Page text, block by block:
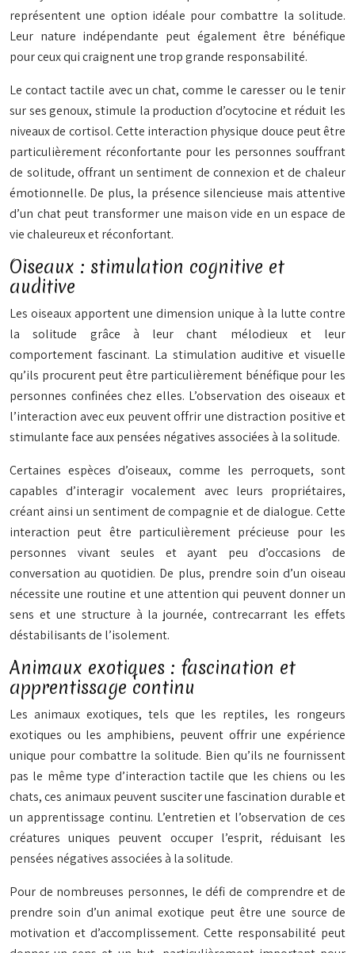
représentent une option idéale pour combattre la solitude.
Leur nature indépendante peut également être bénéfique
pour ceux qui craignent une trop grande responsabilité.
Le contact tactile avec un chat, comme le caresser ou le tenir
sur ses genoux, stimule la production d’ocytocine et réduit les
niveaux de cortisol. Cette interaction physique douce peut être
particulièrement réconfortante pour les personnes souffrant
de solitude, offrant un sentiment de connexion et de chaleur
émotionnelle. De plus, la présence silencieuse mais attentive
d’un chat peut transformer une maison vide en un espace de
vie chaleureux et réconfortant.
Oiseaux : stimulation cognitive et
auditive
Les oiseaux apportent une dimension unique à la lutte contre
la solitude grâce à leur chant mélodieux et leur
comportement fascinant. La stimulation auditive et visuelle
qu’ils procurent peut être particulièrement bénéfique pour les
personnes confinées chez elles. L’observation des oiseaux et
l’interaction avec eux peuvent offrir une distraction positive et
stimulante face aux pensées négatives associées à la solitude.
Certaines espèces d’oiseaux, comme les perroquets, sont
capables d’interagir vocalement avec leurs propriétaires,
créant ainsi un sentiment de compagnie et de dialogue. Cette
interaction peut être particulièrement précieuse pour les
personnes vivant seules et ayant peu d’occasions de
conversation au quotidien. De plus, prendre soin d’un oiseau
nécessite une routine et une attention qui peuvent donner un
sens et une structure à la journée, contrecarrant les effets
déstabilisants de l’isolement.
Animaux exotiques : fascination et
apprentissage continu
Les animaux exotiques, tels que les reptiles, les rongeurs
exotiques ou les amphibiens, peuvent offrir une expérience
unique pour combattre la solitude. Bien qu’ils ne fournissent
pas le même type d’interaction tactile que les chiens ou les
chats, ces animaux peuvent susciter une fascination durable et
un apprentissage continu. L’entretien et l’observation de ces
créatures uniques peuvent occuper l’esprit, réduisant les
pensées négatives associées à la solitude.
Pour de nombreuses personnes, le défi de comprendre et de
prendre soin d’un animal exotique peut être une source de
motivation et d’accomplissement. Cette responsabilité peut